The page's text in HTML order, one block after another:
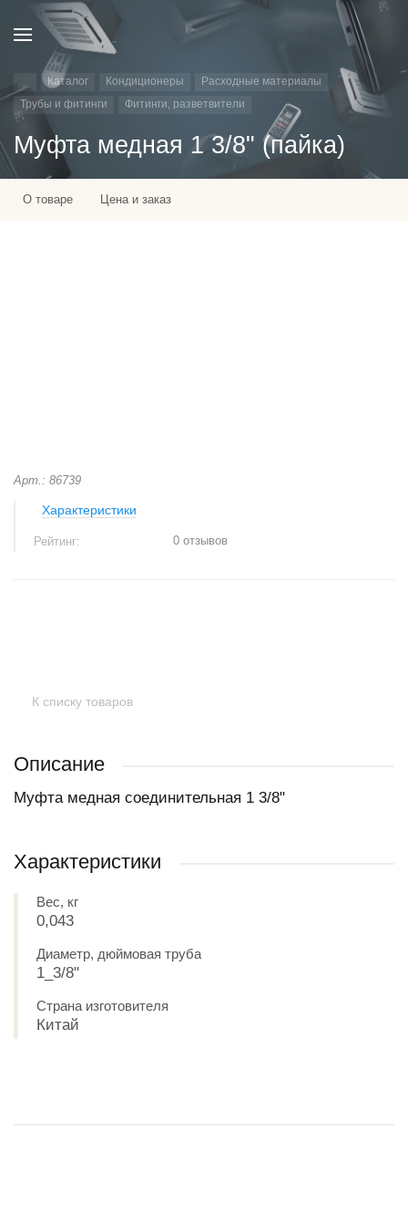
Каталог Кондиционеры
Расходные материалы
Трубы и фитинги
Фитинги, разветвители
Муфта медная 1 3/8" (пайка)
О товаре Цена и заказ
Арт.: 86739
Характеристики
Рейтинг: 0 отзывов
К списку товаров
Описание
Муфта медная соединительная 1 3/8"
Характеристики
Вес, кг
0,043
Диаметр, дюймовая труба
1_3/8"
Страна изготовителя
Китай